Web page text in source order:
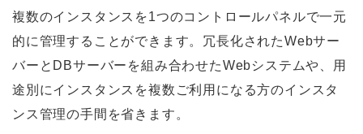
複数のインスタンスを1つのコントロールパネルで一元
的に管理することができます。冗長化されたWebサー
バーとDBサーバーを組み合わせたWebシステムや、用
途別にインスタンスを複数ご利用になる方のインスタ
ンス管理の手間を省きます。